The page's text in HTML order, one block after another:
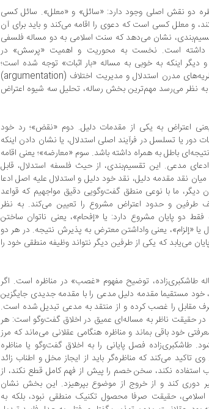
دو نقش اصلی وجود دارد: «سائل» و «معلل». سائل کسی
و معلل کسی است که دعوی را اقامه می‌کند و باید برای آن
نشان می‌دهد که سنت اسلامی به دو مساله فلسفی
داشته است. نخست به محوریت و اهمیت «پرسش» در
دیگر اینکه به‌ خوبی به مساله «بار اثبات» توجه شده است؛
اصلی که امروز در نظریه‌های مدرن استدلال و مدیریت اختلاف (argumentation)
نظر می‌رسد مهم‌ترین بخش رساله، تحلیل سه شیوه اعتراض
اعتراض به یکی از مقدمات دلیل. دوم «نقض»؛ رد خود
دور یا تسلسل در فرآیند اصلی استدلال، یا نشان دادن اینکه
باطل به همراه داشته باشد. سوم «معارضه»؛ یعنی اقامه
مدعی. این تقسیم‌بندی، از حیث فلسفه استدلال، قابل
نقد مقدمه دلیل، نقد خود دلیل و استدلال علیه اصل ادعا
دیگر، ما با نوعی منطق گفت‌وگویی دقیق مواجهیم که قواعد
طرفین و حدود اعتراض مشروع را تعیین می‌کند. به نظر
فقط دو پایان مشروع دارد: یا «إفحام»، یعنی ناتوان ساختن
یا «إلزام»، یعنی واداشتن معترض به پذیرش نتیجه. در هر دو
می‌یابد که یکی از طرفین دیگر نتواند وظیفه منطقی خود را
طاشکبری‌زاده، توضیح مفهوم «غصب» در مناظره است. اگر
خود مستقیما مقدمه دلیل مدعی را با مقدمه جدیدی جایگزین
مقابل را غصب کرده و از منتقد به مدعی تبدیل شده است.
در حقیقت ناظر به مساله‌ای عمیق در اخلاق گفت‌وگو است: هر
خود باقی بماند و مناظره هنگامی عقلانی می‌ماند که مرز
فصل پایانی را به اخلاق گفت‌وگو یا مناظره
می‌کند که مناظره‌گر باید از ایجاز مخل و اطناب زائد
استفاده نکند، سخن خصم را پیش از فهم کامل قطع نکند، از
دوری کند و از خروج از موضوع بپرهیزد. این بخش نشان
حقیقت صرفا محصول تکنیک منطقی نبود، بلکه به